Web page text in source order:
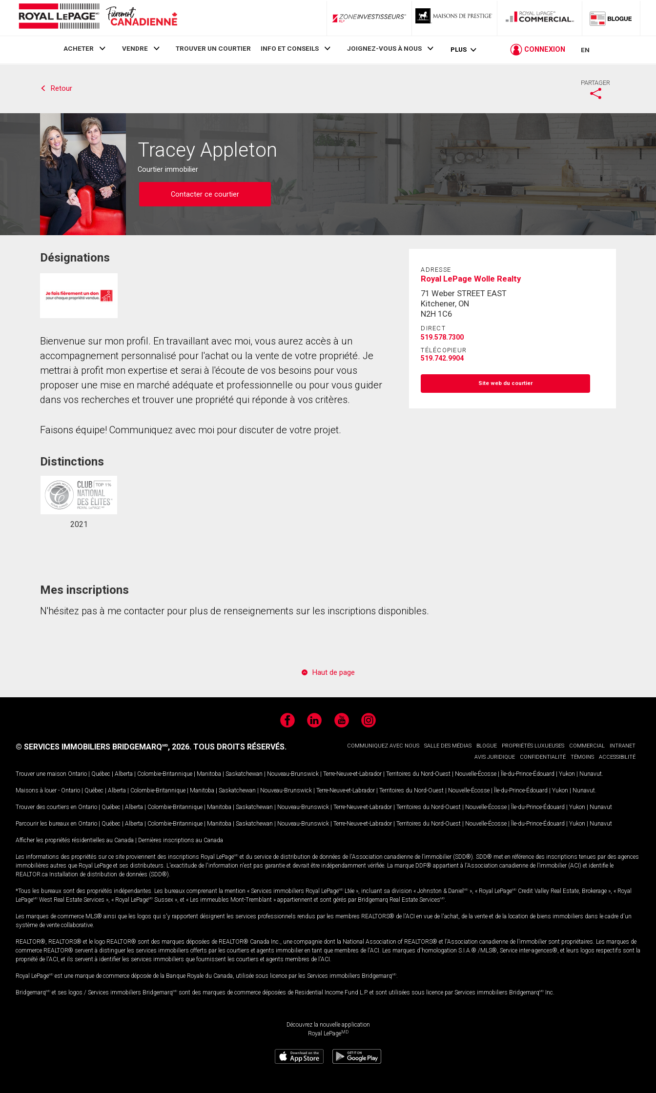
ZoneInvestisseurs RLP
ACHETER VENDRE TROUVER UN COURTIER INFO ET CONSEILS JOIGNEZ-VOUS À NOUS PLUS CONNEXION EN
Retour
PARTAGER
Tracey Appleton
Courtier immobilier
Contacter ce courtier
et
Téléphone
Message
En cliquant sur le bouton « soumettre », vous consentez à nos conditions d'utilisation et vous nous fournissez l'autorisation écrite de communiquer avec vous.
Désignations
Bienvenue sur mon profil. En travaillant avec moi, vous aurez accès à un
accompagnement personnalisé pour l'achat ou la vente de votre propriété. Je
mettrai à profit mon expertise et serai à l'écoute de vos besoins pour vous
proposer une mise en marché adéquate et professionnelle ou pour vous guider
dans vos recherches et trouver une propriété qui réponde à vos critères.
Faisons équipe! Communiquez avec moi pour discuter de votre projet.
Distinctions
2021
ADRESSE
Royal LePage Wolle Realty
71 Weber STREET EAST
Kitchener, ON
N2H 1C6
DIRECT
519.578.7300
TÉLÉCOPIEUR
519.742.9904
Site web du courtier
Mes inscriptions
N'hésitez pas à me contacter pour plus de renseignements sur les inscriptions disponibles.
Haut de page
FacebookLinkedIn YouTubeInstagram
COMMUNIQUEZ AVEC NOUS SALLE DES MÉDIAS BLOGUE PROPRIÉTÉS LUXUEUSES COMMERCIAL
INTRANET
AVIS JURIDIQUE
CONFIDENTIALITÉ TÉMOINS ACCESSIBILITÉ
© SERVICES IMMOBILIERS BRIDGEMARQMD, 2026. TOUS DROITS RÉSERVÉS.
Trouver une maison Ontario Québec Alberta Colombie-Britannique Manitoba Saskatchewan Nouveau-Brunswick Terre-Neuve-et-Labrador Territoires du Nord-Ouest Nouvelle-Écosse Île-du-Prince-Édouard Yukon Nunavut.
Maisons à louer - Ontario Québec Alberta Colombie-Britannique Manitoba Saskatchewan Nouveau-Brunswick Terre-Neuve-et-Labrador Territoires du Nord-Ouest Nouvelle-Écosse Île-du-Prince-Édouard Yukon Nunavut.
Trouver des courtiers en Ontario Québec Alberta Colombie-Britannique Manitoba Saskatchewan Nouveau-Brunswick Terre-Neuve-et-Labrador Territoires du Nord-Ouest Nouvelle-Écosse Île-du-Prince-Édouard Yukon Nunavut
Parcourir les bureaux en Ontario Québec Alberta Colombie-Britannique Manitoba Saskatchewan Nouveau-Brunswick Terre-Neuve-et-Labrador Territoires du Nord-Ouest Nouvelle-Écosse Île-du-Prince-Édouard Yukon Nunavut
Afficher les propriétés résidentielles au Canada Dernières inscriptions au Canada
Les informations des propriétés sur ce site proviennent des inscriptions Royal LePageMD et du service de distribution de données de l'Association canadienne de l’immobilier (SDD®). SDD® met en référence des inscriptions tenues par des agences
immobilières autres que Royal LePage et ses distributeurs. L'exactitude de l'information n'est pas garantie et devrait être indépendamment vérifiée. La marque DDF® appartient à l'Association canadienne de l’immobilier (ACI) et identifie le
REALTOR.ca Installation de distribution de données (SDD®).
*Tous les bureaux sont des propriétés indépendantes. Les bureaux comprenant la mention « Services immobiliers Royal LePageMD Ltée », incluant sa division « Johnston & Daniel MD », « Royal LePageMD Credit Valley Real Estate, Brokerage », « Royal
LePageMD West Real Estate Services », « Royal LePageMD Sussex », et « Les immeubles Mont-Tremblant » appartiennent et sont gérés par Bridgemarq Real Estate ServicesMD.
Les marques de commerce MLS® ainsi que les logos qui s'y rapportent désignent les services professionnels rendus par les membres REALTORS® de l'ACI en vue de l'achat, de la vente et de la location de biens immobiliers dans le cadre d'un
système de vente collaborative.
REALTOR®, REALTORS® et le logo REALTOR® sont des marques déposées de REALTOR® Canada Inc., une compagnie dont la National Association of REALTORS® et l'Association canadienne de l’immobilier sont propriétaires. Les marques de
commerce REALTOR® servent à distinguer les services immobiliers offerts par les courtiers et agents immobilier en tant que membres de l'ACI. Les marques d'homologation S.I.A.® /MLS®, Service inter-agences®, et leurs logos respectifs sont la
propriété de l'ACI, et ils servent à identifier les services immobiliers que fournissent les courtiers et agents membres de l'ACI.
Royal LePageMD est une marque de commerce déposée de la Banque Royale du Canada, utilisée sous licence par les Services immobiliers BridgemarqMD.
BridgemarqMD et ses logos / Services immobiliers BridgemarqMD sont des marques de commerce déposées de Residential Income Fund L.P. et sont utilisées sous licence par Services immobiliers BridgemarqMD Inc.
Découvrez la nouvelle application
Royal LePageMD